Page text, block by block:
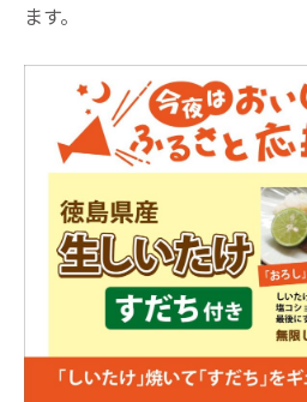
ます。